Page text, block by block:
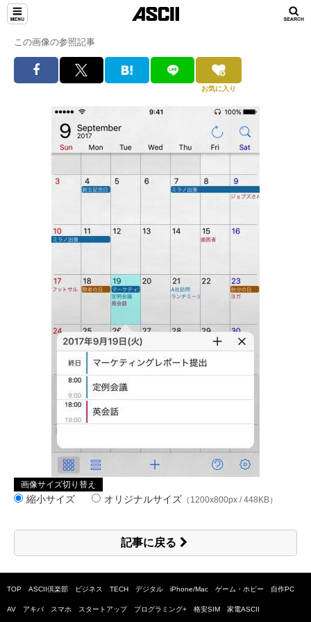
この画像の参照記事
お気に入り
画像サイズ切り替え
縮小サイズ オリジナルサイズ （1200x800px / 448KB）
記事に戻る
TOP ASCII倶楽部 ビジネス TECH デジタル iPhone/Mac ゲーム・ホビー 自作PC
AV アキバ スマホ スタートアップ プログラミング+ 格安SIM 家電ASCII